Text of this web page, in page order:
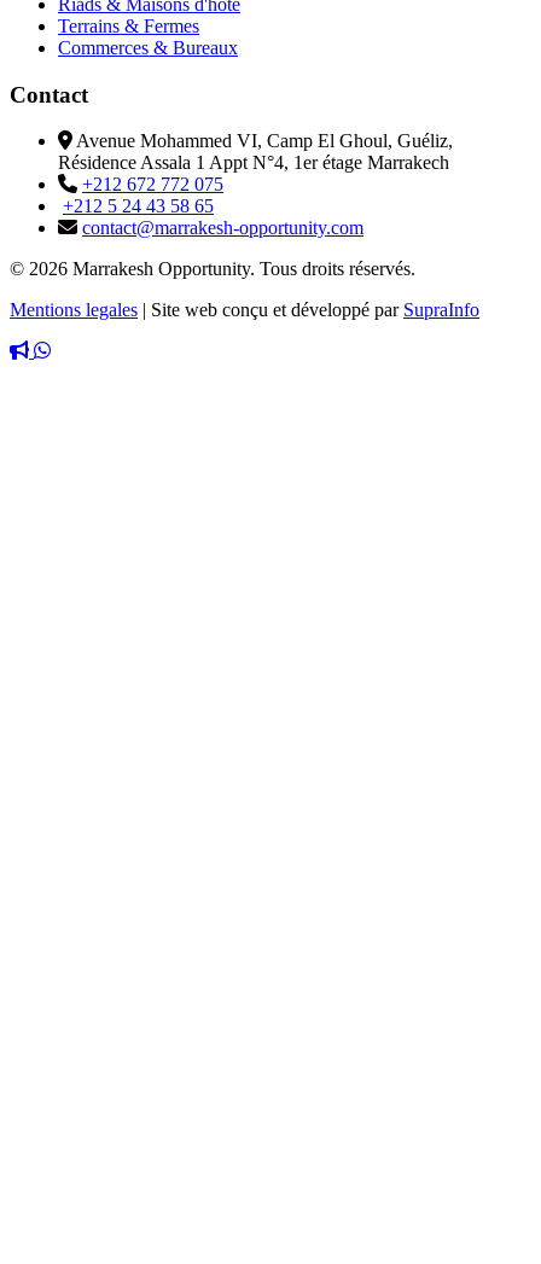
Terrains & Fermes
Commerces & Bureaux
Contact
Avenue Mohammed VI, Camp El Ghoul, Guéliz,
Résidence Assala 1 Appt N°4, 1er étage Marrakech
+212 672 772 075
+212 5 24 43 58 65
contact@marrakesh-opportunity.com
© 2026 Marrakesh Opportunity. Tous droits réservés.
Mentions legales | Site web conçu et développé par SupraInfo